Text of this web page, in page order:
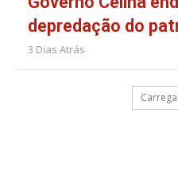
depredação do
3 Dias Atrás